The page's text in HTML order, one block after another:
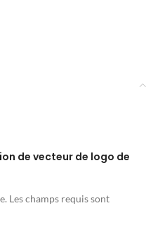
de vecteur de logo de
Les champs requis sont